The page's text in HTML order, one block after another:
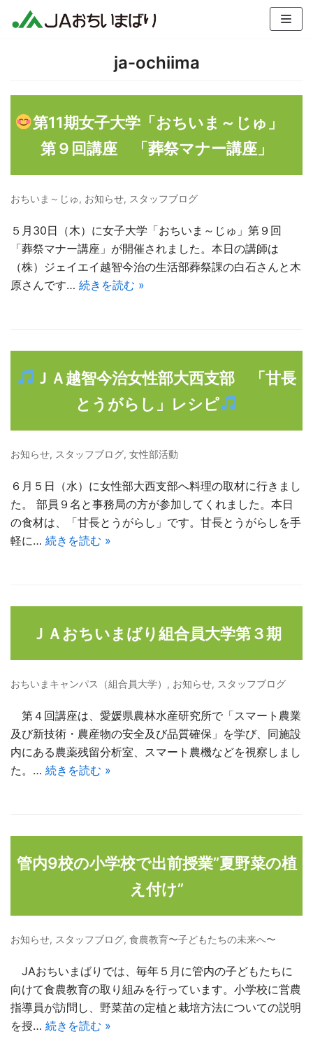
コ
ス
ja-ochiima
第11期女子大学「おちいま～じゅ」
第９回講座 「葬祭マナー講座」
おちいま～じゅ, お知らせ, スタッフブログ
５月30日（木）に女子大学「おちいま～じゅ」第９回
「葬祭マナー講座」が開催されました。本日の講師は
（株）ジェイエイ越智今治の生活部葬祭課の白石さんと木
原さんです… 続きを読む »
ＪＡ越智今治女性部大西支部 「甘長
とうがらし」レシピ
お知らせ, スタッフブログ, 女性部活動
６月５日（水）に女性部大西支部へ料理の取材に行きまし
た。 部員９名と事務局の方が参加してくれました。本日
の食材は、「甘長とうがらし」です。甘長とうがらしを手
軽に… 続きを読む »
ＪＡおちいまばり組合員大学第３期
おちいまキャンパス（組合員大学） , お知らせ, スタッフブログ
第４回講座は、愛媛県農林水産研究所で「スマート農業
及び新技術・農産物の安全及び品質確保」を学び、同施設
内にある農薬残留分析室、スマート農機などを視察しまし
た。… 続きを読む »
管内9校の小学校で出前授業”夏野菜の植
え付け”
お知らせ, スタッフブログ, 食農教育〜子どもたちの未来へ〜
JAおちいまばりでは、毎年５月に管内の子どもたちに
向けて食農教育の取り組みを行っています。小学校に営農
指導員が訪問し、野菜苗の定植と栽培方法についての説明
を授… 続きを読む »